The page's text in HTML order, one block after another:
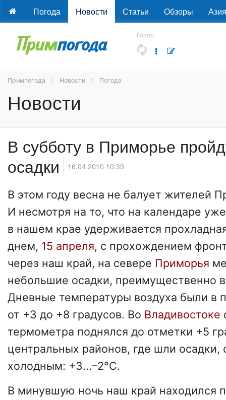
Погода Новости Статьи Обзоры Азия
Город
Примпогода Новости Погода
Новости
В субботу в Приморье
осадки
16.04.2010 10:39
В этом году весна не балует жителей
И несмотря на то, что на календаре
в нашем крае удерживается
днем, 15 апреля, с прохождением
через наш край, на севере Приморья
небольшие осадки, преимущественно в
Дневные температуры воздуха были в
от +3 до +8 градусов. Во Владивостоке
термометра поднялся до отметки +5
центральных районов, где шли осадки,
холодным: +3...–2°С.
В минувшую ночь наш край находился